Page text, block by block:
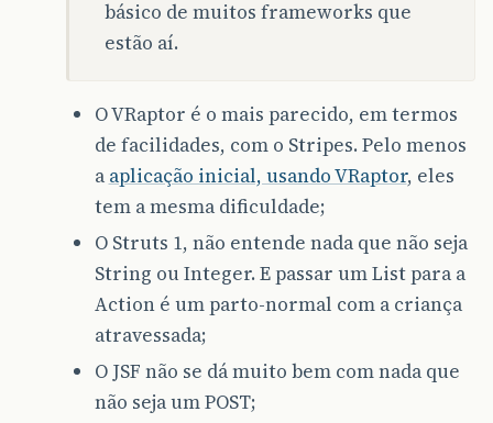
básico de muitos frameworks que
estão aí.
O VRaptor é o mais parecido, em termos
de facilidades, com o Stripes. Pelo menos
a aplicação inicial, usando VRaptor, eles
tem a mesma dificuldade;
O Struts 1, não entende nada que não seja
String ou Integer. E passar um List para a
Action é um parto-normal com a criança
atravessada;
O JSF não se dá muito bem com nada que
não seja um POST;